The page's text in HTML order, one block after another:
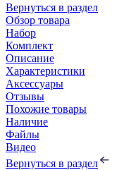
Вернуться в раздел
Обзор товара
Набор
Комплект
Описание
Характеристики
Аксессуары
Отзывы
Похожие товары
Наличие
Файлы
Видео
Вернуться в раздел